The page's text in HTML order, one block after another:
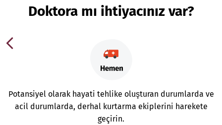
Doktora mı ihtiyacınız var?
Potansiyel olarak hayati tehlike oluşturan durumlarda ve
acil durumlarda, derhal kurtarma ekiplerini harekete
geçirin.